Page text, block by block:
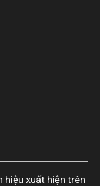
hiệu xuất hiện trên